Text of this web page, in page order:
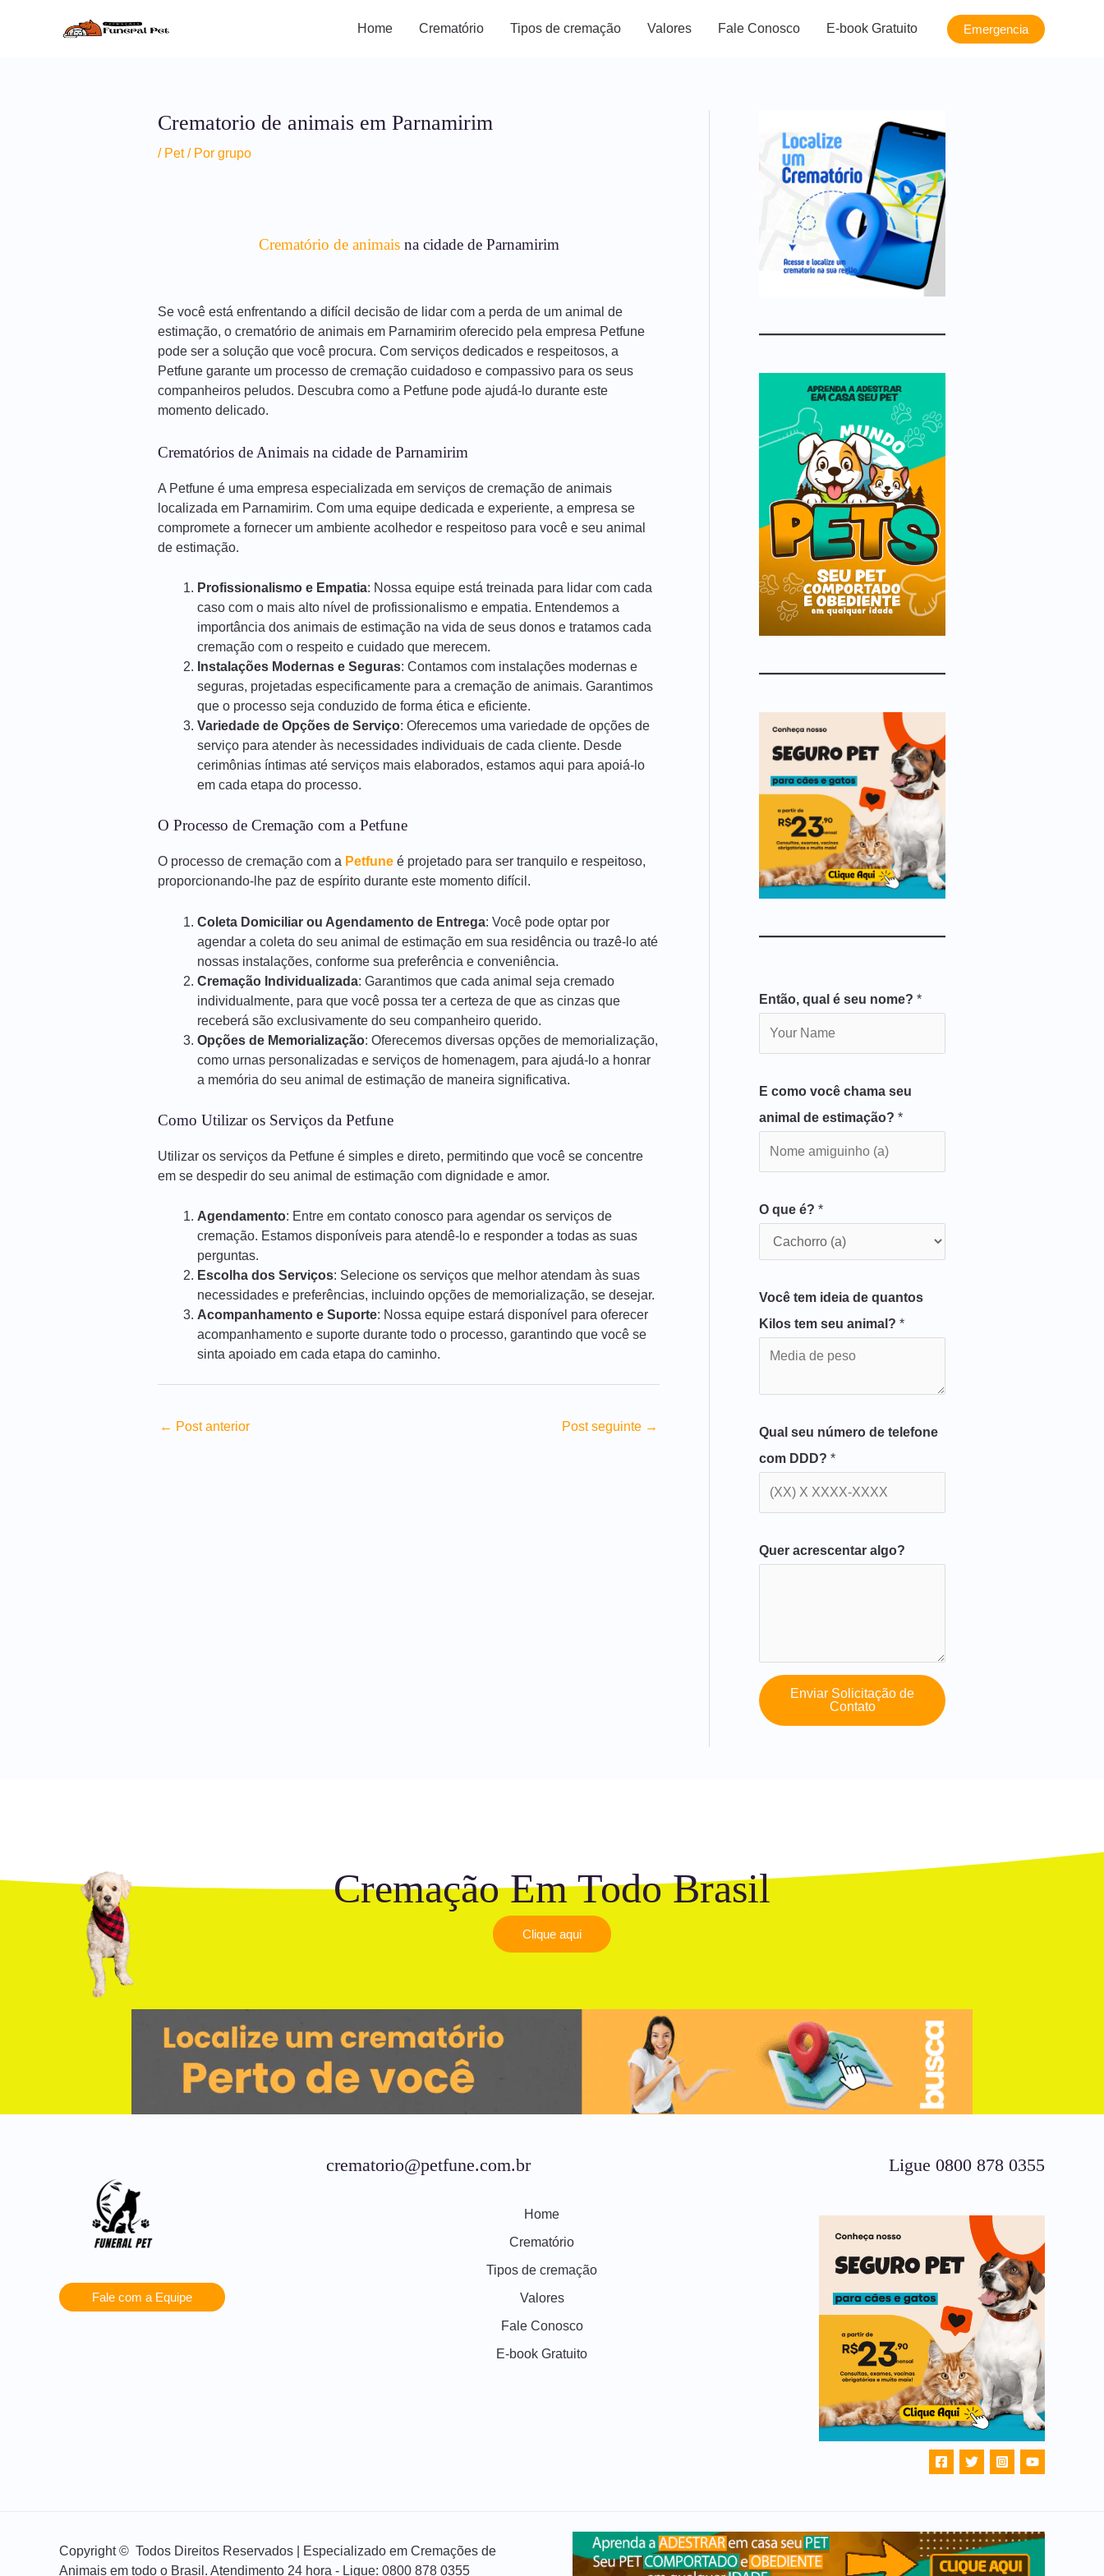
Home Crematório Tipos de cremação Valores Fale Conosco E-book Gratuito Emergencia
Crematorio de animais em Parnamirim
/ Pet/ Por grupo
Crematório de animaisna cidade de Parnamirim
Se você está enfrentando a difícil decisão de lidar com a perda de um animal de
estimação, o crematório de animais em Parnamirim oferecido pela empresa Petfune
pode ser a solução que você procura. Com serviços dedicados e respeitosos, a
Petfune garante um processo de cremação cuidadoso e compassivo para os seus
companheiros peludos. Descubra como a Petfune pode ajudá-lo durante este
momento delicado.
Crematórios de Animais na cidade de Parnamirim
A Petfune é uma empresa especializada em serviços de cremação de animais
localizada em Parnamirim. Com uma equipe dedicada e experiente, a empresa se
compromete a fornecer um ambiente acolhedor e respeitoso para você e seu animal
de estimação.
Profissionalismo e Empatia: Nossa equipe está treinada para lidar com cada
caso com o mais alto nível de profissionalismo e empatia. Entendemos a
importância dos animais de estimação na vida de seus donos e tratamos cada
cremação com o respeito e cuidado que merecem.
Instalações Modernas e Seguras: Contamos com instalações modernas e
seguras, projetadas especificamente para a cremação de animais. Garantimos
que o processo seja conduzido de forma ética e eficiente.
Variedade de Opções de Serviço: Oferecemos uma variedade de opções de
serviço para atender às necessidades individuais de cada cliente. Desde
cerimônias íntimas até serviços mais elaborados, estamos aqui para apoiá-lo
em cada etapa do processo.
O Processo de Cremação com a Petfune
O processo de cremação com a Petfune é projetado para ser tranquilo e respeitoso,
proporcionando-lhe paz de espírito durante este momento difícil.
Coleta Domiciliar ou Agendamento de Entrega: Você pode optar por
agendar a coleta do seu animal de estimação em sua residência ou trazê-lo até
nossas instalações, conforme sua preferência e conveniência.
Cremação Individualizada: Garantimos que cada animal seja cremado
individualmente, para que você possa ter a certeza de que as cinzas que
receberá são exclusivamente do seu companheiro querido.
Opções de Memorialização: Oferecemos diversas opções de memorialização,
como urnas personalizadas e serviços de homenagem, para ajudá-lo a honrar
a memória do seu animal de estimação de maneira significativa.
Como Utilizar os Serviços da Petfune
Utilizar os serviços da Petfune é simples e direto, permitindo que você se concentre
em se despedir do seu animal de estimação com dignidade e amor.
Agendamento: Entre em contato conosco para agendar os serviços de
cremação. Estamos disponíveis para atendê-lo e responder a todas as suas
perguntas.
Escolha dos Serviços: Selecione os serviços que melhor atendam às suas
necessidades e preferências, incluindo opções de memorialização, se desejar.
Acompanhamento e Suporte: Nossa equipe estará disponível para oferecer
acompanhamento e suporte durante todo o processo, garantindo que você se
sinta apoiado em cada etapa do caminho.
← Post anterior Post seguinte →
Então, qual é seu nome? *
E como você chama seu
animal de estimação? *
O que é? *
Você tem ideia de quantos
Kilos tem seu animal? *
Qual seu número de telefone
com DDD? *
Quer acrescentar algo?
Enviar Solicitação de
Contato
Cremação Em Todo Brasil
Clique aqui
Fale com a Equipe
crematorio@petfune.com.br
Home
Crematório
Tipos de cremação
Valores
Fale Conosco
E-book Gratuito
Ligue 0800 878 0355
Copyright © Todos Direitos Reservados | Especializado em Cremações de
Animais em todo o Brasil. Atendimento 24 hora - Ligue: 0800 878 0355